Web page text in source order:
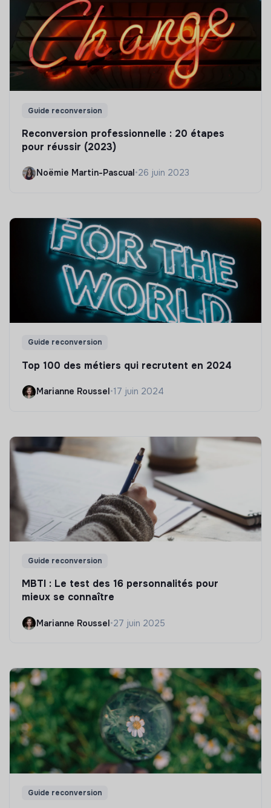
Guide reconversion
Reconversion professionnelle : 20 étapes
pour réussir (2023)
Noëmie Martin-Pascual •26 juin 2023
Guide reconversion
Top 100 des métiers qui recrutent en 2024
Marianne Roussel•17 juin 2024
Guide reconversion
MBTI : Le test des 16 personnalités pour
mieux se connaître
Marianne Roussel•27 juin 2025
Guide reconversion